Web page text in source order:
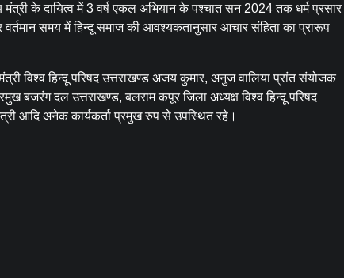
के दायित्व में 3 वर्ष एकल अभियान के पश्चात सन 2024 तक धर्म प्रसार
वर्तमान समय में हिन्दू समाज की आवश्यकतानुसार आचार संहिता का प्रारूप
विश्व हिन्दू परिषद उत्तराखण्ड अजय कुमार, अनुज वालिया प्रांत संयोजक
बजरंग दल उत्तराखण्ड, बलराम कपूर जिला अध्यक्ष विश्व हिन्दू परिषद
आदि अनेक कार्यकर्ता प्रमुख रुप से उपस्थित रहे।